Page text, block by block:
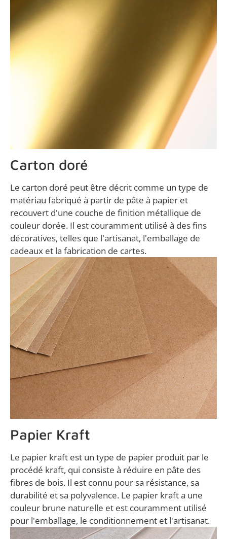
Carton doré
Le carton doré peut être décrit comme un type de
matériau fabriqué à partir de pâte à papier et
recouvert d'une couche de finition métallique de
couleur dorée. Il est couramment utilisé à des fins
décoratives, telles que l'artisanat, l'emballage de
cadeaux et la fabrication de cartes.
Papier Kraft
Le papier kraft est un type de papier produit par le
procédé kraft, qui consiste à réduire en pâte des
fibres de bois. Il est connu pour sa résistance, sa
durabilité et sa polyvalence. Le papier kraft a une
couleur brune naturelle et est couramment utilisé
pour l'emballage, le conditionnement et l'artisanat.